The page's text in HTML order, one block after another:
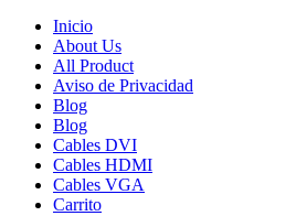
Inicio
About Us
All Product
Aviso de Privacidad
Blog
Blog
Cables DVI
Cables HDMI
Cables VGA
Carrito